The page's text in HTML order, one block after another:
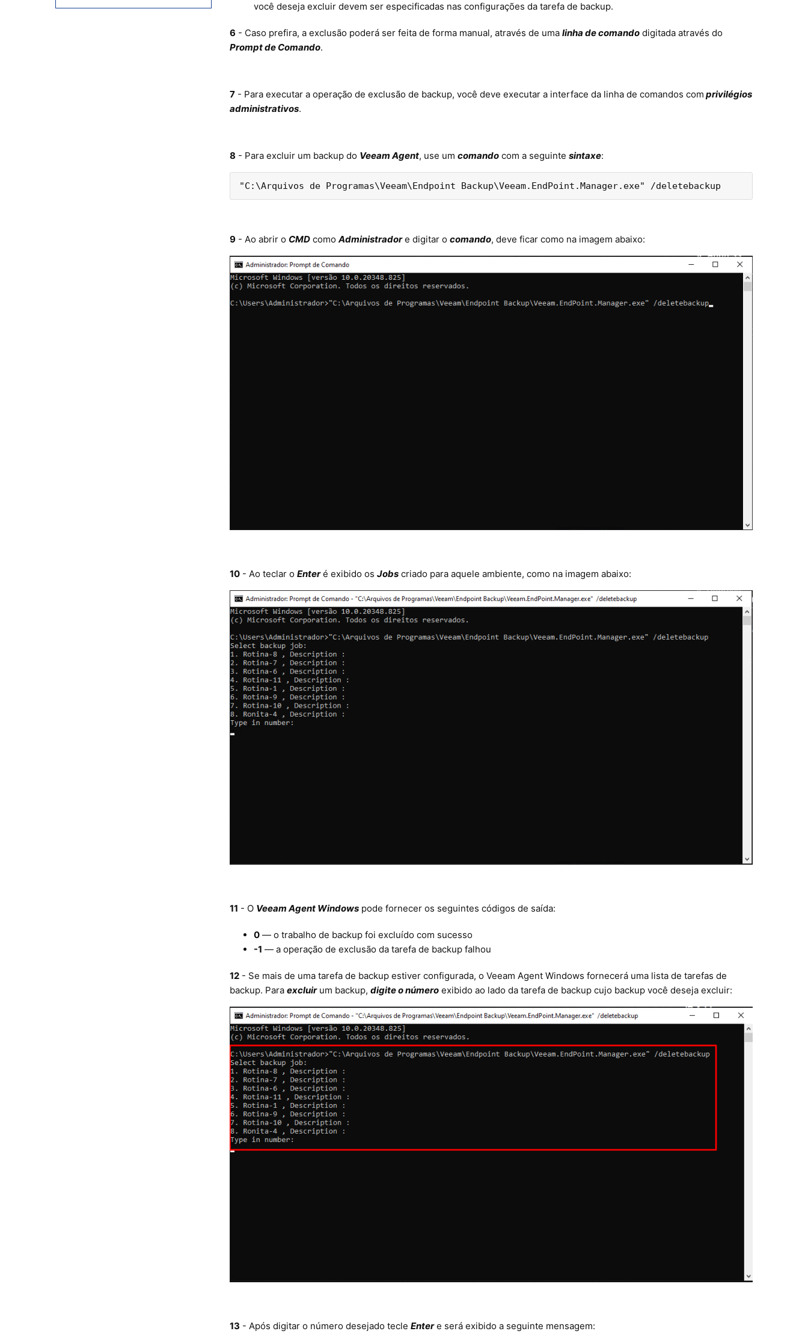
você deseja excluir devem ser especificadas nas configurações da tarefa de backup.
6 - Caso prefira, a exclusão poderá ser feita de forma manual, através de uma linha de comando digitada através do
Prompt de Comando.
7 - Para executar a operação de exclusão de backup, você deve executar a interface da linha de comandos com privilégios
administrativos.
8 - Para excluir um backup do Veeam Agent, use um comando com a seguinte sintaxe:
"C:\Arquivos de Programas\Veeam\Endpoint Backup\Veeam.EndPoint.Manager.exe" /deletebackup
9 - Ao abrir o CMD comoAdministradore digitar o comando, deve ficar como na imagem abaixo:
10 - Ao teclar o Enteré exibido os Jobs criado para aquele ambiente, como na imagem abaixo:
11 - O Veeam Agent Windows pode fornecer os seguintes códigos de saída:
0 — o trabalho de backup foi excluído com sucesso
-1 — a operação de exclusão da tarefa de backup falhou
12 - Se mais de uma tarefa de backup estiver configurada, o Veeam Agent Windows fornecerá uma lista de tarefas de
backup. Para excluirum backup, digite o número exibido ao lado da tarefa de backup cujo backup você deseja excluir:
13 - Após digitar o número desejado tecle Entere será exibido a seguinte mensagem: